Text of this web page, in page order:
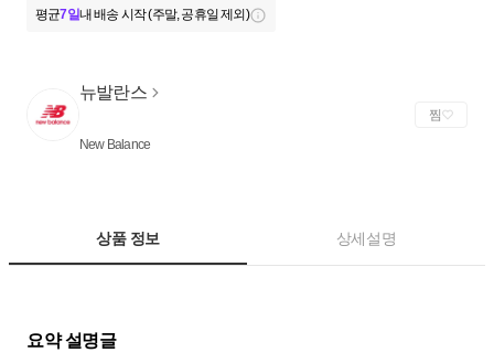
평균7일내 배송 시작 (주말, 공휴일 제외)
뉴발란스
New Balance
찜
상품 정보 상세설명
요약 설명글